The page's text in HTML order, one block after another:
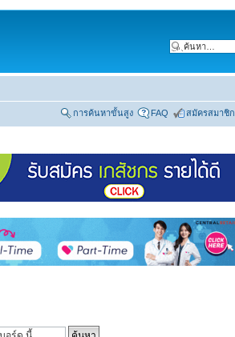
การค้นหาขั้นสูง FAQ สมัครสมาชิก